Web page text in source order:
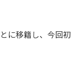
に移籍し、今回初